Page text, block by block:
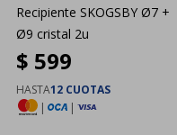
Recipiente SKOGSBY Ø7 +
Ø9 cristal 2u
$ 599
HASTA12 CUOTAS
|
|